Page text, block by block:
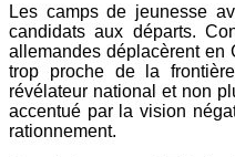
Les camps de jeunesse
candidats aux départs.
allemandes déplacèrent en
trop proche de la
révélateur national et non
accentué par la vision
rationnement.